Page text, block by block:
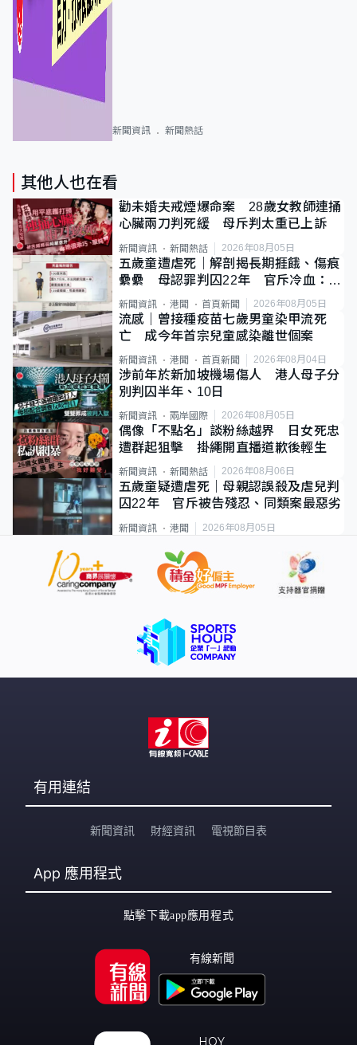
新聞資訊 新聞熱話
其他人也在看
勸未婚夫戒煙爆命案 28歲女教師連捅
心臟兩刀判死緩 母斥判太重已上訴
新聞資訊 新聞熱話 2026年08月05日
五歲童遭虐死｜解剖揭長期捱餓、傷痕
纍纍 母認罪判囚22年 官斥冷血：同
類案最惡劣
新聞資訊 港聞 首頁新聞 2026年08月05日
流感｜曾接種疫苗七歲男童染甲流死
亡 成今年首宗兒童感染離世個案
新聞資訊 港聞 首頁新聞 2026年08月04日
涉前年於新加坡機場傷人 港人母子分
別判囚半年、10日
新聞資訊 兩岸國際 2026年08月05日
偶像「不點名」談粉絲越界 日女死忠
遭群起狙擊 掛繩開直播道歉後輕生
新聞資訊 新聞熱話 2026年08月06日
五歲童疑遭虐死｜母親認誤殺及虐兒判
囚22年 官斥被告殘忍、同類案最惡劣
新聞資訊 港聞 2026年08月05日
有用連結
新聞資訊 財經資訊 電視節目表
App 應用程式
點擊下載app應用程式
有線新聞
HOY